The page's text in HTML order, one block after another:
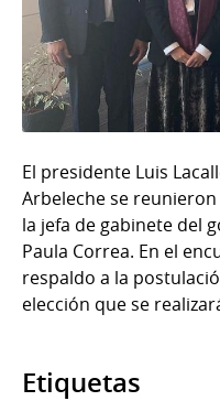
El presidente Luis
Arbeleche se
la jefa de gabinete del
Paula Correa. En el
respaldo a la
elección que se
Etiquetas